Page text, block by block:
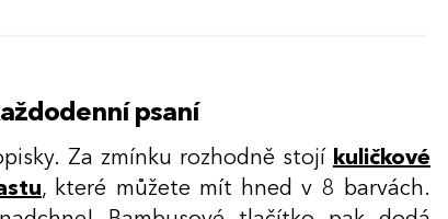
psaní
Za zmínku rozhodně stojí kuličkové
, které můžete mít hned v 8 barvách.